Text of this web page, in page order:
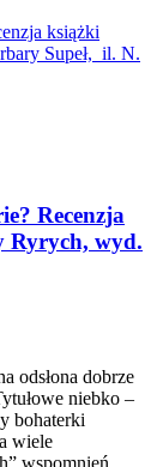
książki
Supeł, il. N.
Recenzja
Ryrych, wyd.
odsłona dobrze
niebko –
bohaterki
wiele
wspomnień,